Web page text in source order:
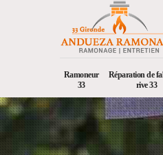
Ramoneur
33
Réparation de
rive 33